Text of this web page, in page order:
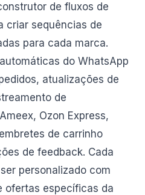
de fluxos de
criar sequências de
para cada marca.
do WhatsApp
atualizações de
de
Ozon Express,
de carrinho
de feedback. Cada
personalizado com
ofertas específicas da